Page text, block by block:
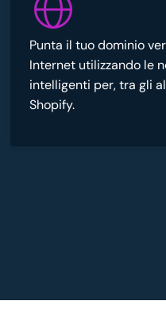
Punta il tuo dominio
Internet utilizzando le
intelligenti per, tra gli
Shopify.